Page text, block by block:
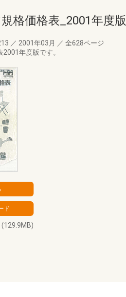
格価格表_2001年度版
／ 2001年03月 ／ 全628ページ
年度版です。
(129.9MB)